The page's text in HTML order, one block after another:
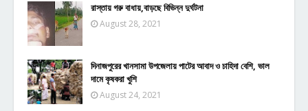
রাস্তায় গরু বাধায়,বাড়ছে বিভিন্ন দুর্ঘটনা
August 28, 2021
দিনাজপুরের খানসামা উপজেলায় পাটের আবাদ ও চাহিদা বেশি, ভাল
দামে কৃষকরা খুশি
August 24, 2021